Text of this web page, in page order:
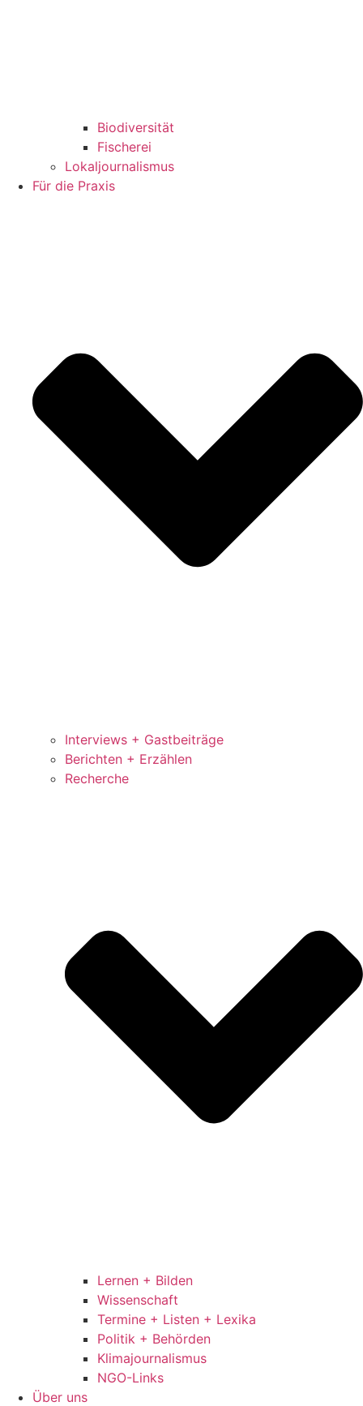
Biodiversität
Fischerei
Lokaljournalismus
Für die Praxis
Interviews + Gastbeiträge
Berichten + Erzählen
Recherche
Lernen + Bilden
Wissenschaft
Termine + Listen + Lexika
Politik + Behörden
Klimajournalismus
NGO-Links
Über uns